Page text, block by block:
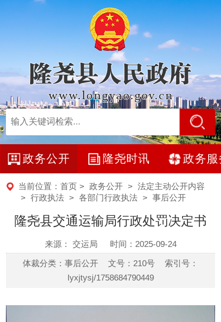
政务公开 隆尧时讯 政务服
当前位置： 首页 > 政务公开> 法定主动公开内容
> 行政执法 > 各部门行政执法> 事后公开
隆尧县交通运输局行政处罚决定书
来源： 交运局 时间：2025-09-24
体裁分类：事后公开 文号：210号 索引号：
lyxjtysj/1758684790449